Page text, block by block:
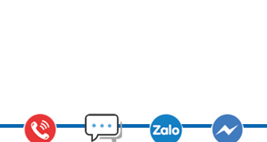
Copyright © 2011 CADIN - Nhà sản xuất hàng đầu Việt Nam các vật